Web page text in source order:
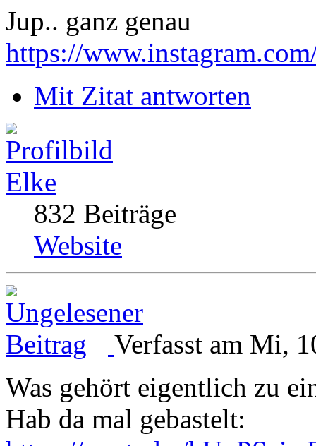
Jup.. ganz genau
https://
Mit Zitat antworten
Elke
832 Beiträge
Website
Verfasst am Mi,
Was gehört eigentlich zu
Hab da mal gebastelt: